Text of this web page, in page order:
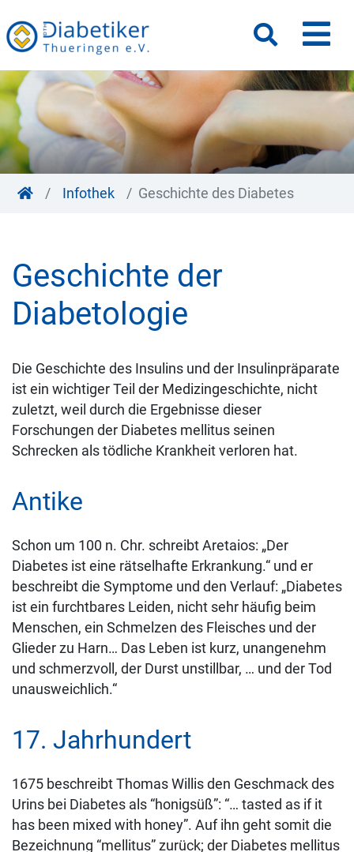
Infothek Geschichte des Diabetes
Geschichte der
Diabetologie
Die Geschichte des Insulins und der Insulinpräparate
ist ein wichtiger Teil der Medizingeschichte, nicht
zuletzt, weil durch die Ergebnisse dieser
Forschungen der Diabetes mellitus seinen
Schrecken als tödliche Krankheit verloren hat.
Antike
Schon um 100 n. Chr. schreibt Aretaios: „Der
Diabetes ist eine rätselhafte Erkrankung.“ und er
beschreibt die Symptome und den Verlauf: „Diabetes
ist ein furchtbares Leiden, nicht sehr häufig beim
Menschen, ein Schmelzen des Fleisches und der
Glieder zu Harn… Das Leben ist kurz, unangenehm
und schmerzvoll, der Durst unstillbar, … und der Tod
unausweichlich.“
17. Jahrhundert
1675 beschreibt Thomas Willis den Geschmack des
Urins bei Diabetes als “honigsüß”: “… tasted as if it
has been mixed with honey”. Auf ihn geht somit die
Bezeichnung “mellitus” zurück; der Diabetes mellitus